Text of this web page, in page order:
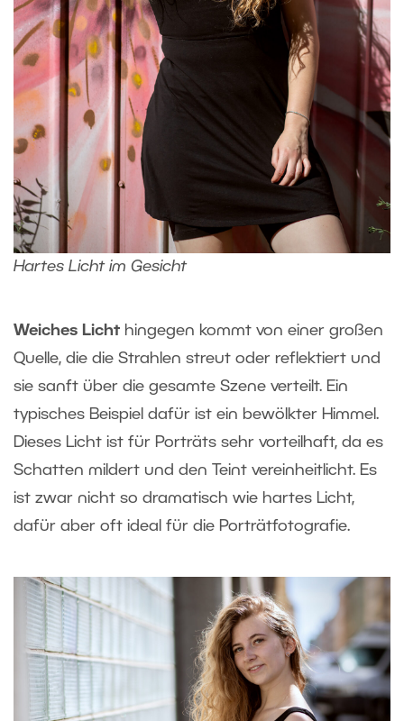
Hartes Licht im Gesicht
Weiches Licht hingegen kommt von einer großen
Quelle, die die Strahlen streut oder reflektiert und
sie sanft über die gesamte Szene verteilt. Ein
typisches Beispiel dafür ist ein bewölkter Himmel.
Dieses Licht ist für Porträts sehr vorteilhaft, da es
Schatten mildert und den Teint vereinheitlicht. Es
ist zwar nicht so dramatisch wie hartes Licht,
dafür aber oft ideal für die Porträtfotografie.